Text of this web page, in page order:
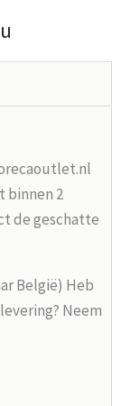
binnen 2
de geschatte
België) Heb
Neem